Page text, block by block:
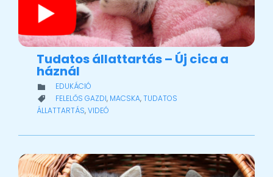
Tudatos állattartás – Új cica a
háznál
 CATEGORY
EDUKÁCIÓ
 CATEGORY
FELELŐS GAZDI, MACSKA,TUDATOS
ÁLLATTARTÁS,VIDEÓ